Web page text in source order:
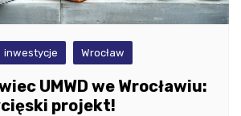
inwestycje Wrocław
UMWD we Wrocławiu:
projekt!